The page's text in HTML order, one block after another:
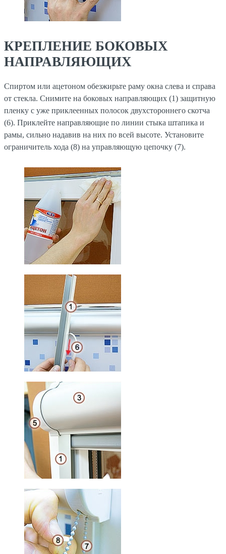
КРЕПЛЕНИЕ БОКОВЫХ
НАПРАВЛЯЮЩИХ
Спиртом или ацетоном обезжирьте раму окна слева и справа
от стекла. Снимите на боковых направляющих (1) защитную
пленку с уже приклеенных полосок двухстороннего скотча
(6). Приклейте направляющие по линии стыка штапика и
рамы, сильно надавив на них по всей высоте. Установите
ограничитель хода (8) на управляющую цепочку (7).